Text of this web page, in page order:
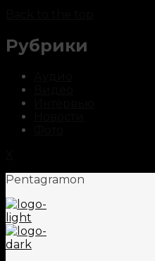
Рубрики
Pentagramon